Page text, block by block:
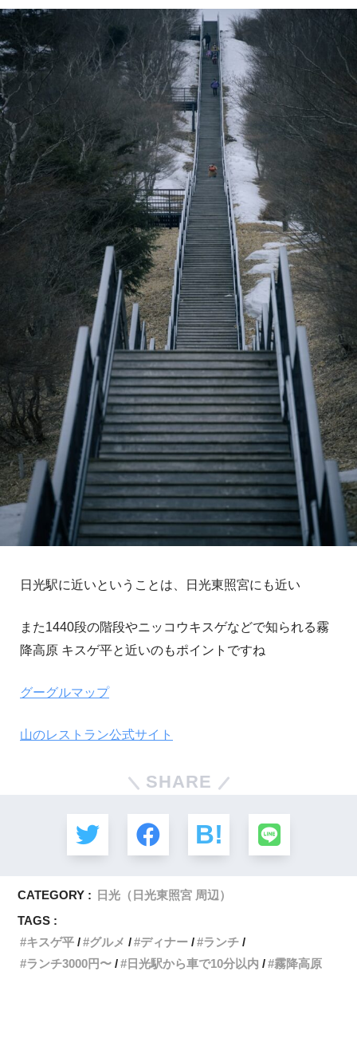
日光駅に近いということは、日光東照宮にも近い
また1440段の階段やニッコウキスゲなどで知られる霧
降高原 キスゲ平と近いのもポイントですね
グーグルマップ
山のレストラン公式サイト
SHARE
CATEGORY :
日光（日光東照宮 周辺）
TAGS :
キスゲ平
グルメ ディナー
ランチ
ランチ3000円〜
日光駅から車で10分以内 霧降高原